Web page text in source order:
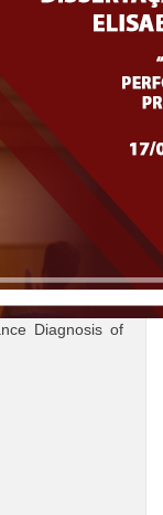
Diagnosis of